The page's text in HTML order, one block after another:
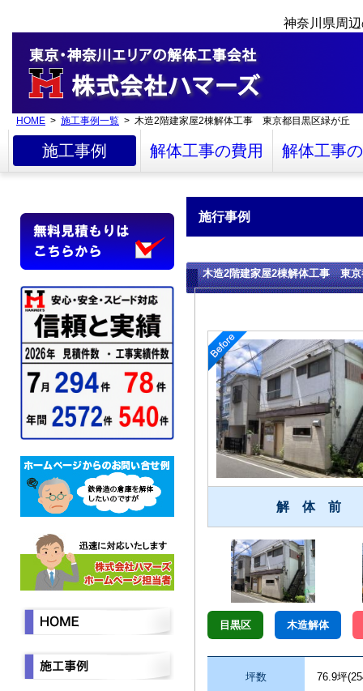
神奈川県周
HOME > 施工事例一覧 > 木造2階建家屋2棟解体工事 東京都目黒区緑が丘
施工事例 解体工事の費用 解体工事
施行事例
木造2階建家屋2棟解体工事 東京
解 体 前
目黒区 木造解体
坪数 76.9坪